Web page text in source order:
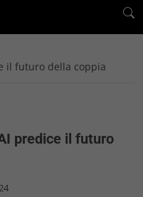
il futuro della coppia
predice il futuro